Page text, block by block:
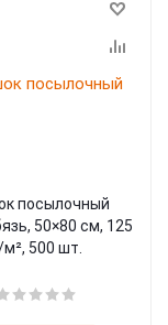
посылочный
50×80 см, 125
м², 500 шт.